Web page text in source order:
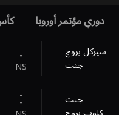
دوري مؤتمر أوروبا
--
NS
سيركل بروج
جنت
-- جنت